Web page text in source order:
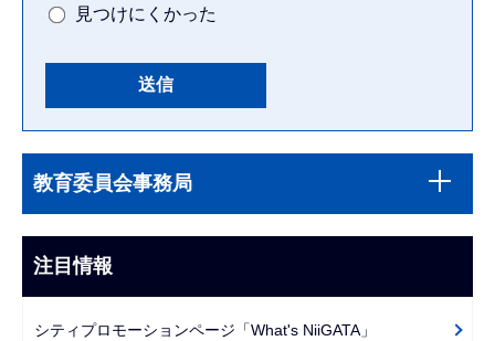
見つけにくかった
文
こ
ま
で
サ
ブ
ビ
ー
教育委員会事務局
注目情報
シティプロモーションページ「What's NiiGATA」